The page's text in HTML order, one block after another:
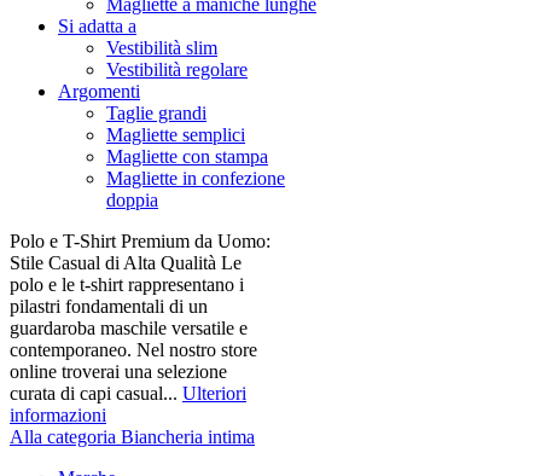
Magliette a maniche lunghe
Si adatta a
Vestibilità slim
Vestibilità regolare
Argomenti
Taglie grandi
Magliette semplici
Magliette con stampa
Magliette in confezione
doppia
Polo e T-Shirt Premium da Uomo:
Stile Casual di Alta Qualità Le
polo e le t-shirt rappresentano i
pilastri fondamentali di un
guardaroba maschile versatile e
contemporaneo. Nel nostro store
online troverai una selezione
curata di capi casual... Ulteriori
informazioni
Alla categoria Biancheria intima